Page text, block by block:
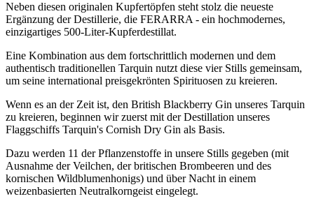
Neben diesen originalen Kupfertöpfen steht stolz die neueste
Ergänzung der Destillerie, die FERARRA - ein hochmodernes,
einzigartiges 500-Liter-Kupferdestillat.
Eine Kombination aus dem fortschrittlich modernen und dem
authentisch traditionellen Tarquin nutzt diese vier Stills gemeinsam,
um seine international preisgekrönten Spirituosen zu kreieren.
Wenn es an der Zeit ist, den British Blackberry Gin unseres Tarquin
zu kreieren, beginnen wir zuerst mit der Destillation unseres
Flaggschiffs Tarquin's Cornish Dry Gin als Basis.
Dazu werden 11 der Pflanzenstoffe in unsere Stills gegeben (mit
Ausnahme der Veilchen, der britischen Brombeeren und des
kornischen Wildblumenhonigs) und über Nacht in einem
weizenbasierten Neutralkorngeist eingelegt.